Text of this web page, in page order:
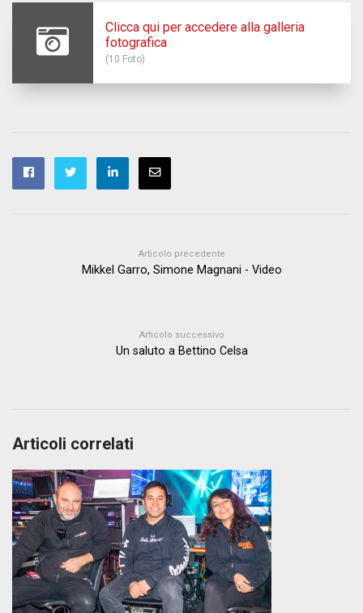
Clicca qui per accedere alla galleria
fotografica
(10 Foto)
Articolo precedente
Mikkel Garro, Simone Magnani - Video
Articolo successivo
Un saluto a Bettino Celsa
Articoli correlati